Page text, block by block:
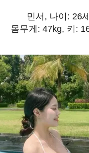
민서, 나이: 26세
몸무게: 47kg, 키: